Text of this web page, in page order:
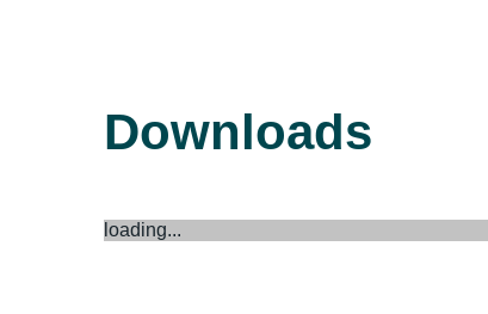
Downloads
loading...